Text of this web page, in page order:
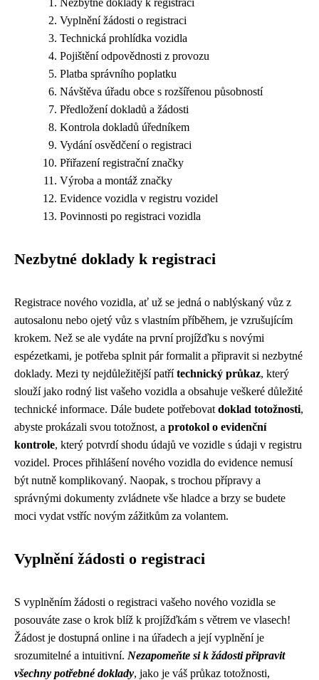
Nezbytné doklady k registraci
Vyplnění žádosti o registraci
Technická prohlídka vozidla
Pojištění odpovědnosti z provozu
Platba správního poplatku
Návštěva úřadu obce s rozšířenou působností
Předložení dokladů a žádosti
Kontrola dokladů úředníkem
Vydání osvědčení o registraci
Přiřazení registrační značky
Výroba a montáž značky
Evidence vozidla v registru vozidel
Povinnosti po registraci vozidla
Nezbytné doklady k registraci
Registrace nového vozidla, ať už se jedná o nablýskaný vůz z
autosalonu nebo ojetý vůz s vlastním příběhem, je vzrušujícím
krokem. Než se ale vydáte na první projížďku s novými
espézetkami, je potřeba splnit pár formalit a připravit si nezbytné
doklady. Mezi ty nejdůležitější patřítechnický průkaz, který
slouží jako rodný list vašeho vozidla a obsahuje veškeré důležité
technické informace. Dále budete potřebovat doklad totožnosti,
abyste prokázali svou totožnost, a protokol o evidenční
kontrole, který potvrdí shodu údajů ve vozidle s údaji v registru
vozidel. Proces přihlášení nového vozidla do evidence nemusí
být nutně komplikovaný. Naopak, s trochou přípravy a
správnými dokumenty zvládnete vše hladce a brzy se budete
moci vydat vstříc novým zážitkům za volantem.
Vyplnění žádosti o registraci
S vyplněním žádosti o registraci vašeho nového vozidla se
posouváte zase o krok blíž k projížďkám s větrem ve vlasech!
Žádost je dostupná online i na úřadech a její vyplnění je
srozumitelné a intuitivní. Nezapomeňte si k žádosti připravit
všechny potřebné doklady, jako je váš průkaz totožnosti,